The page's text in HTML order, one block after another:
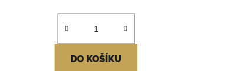
DO KOŠÍKU